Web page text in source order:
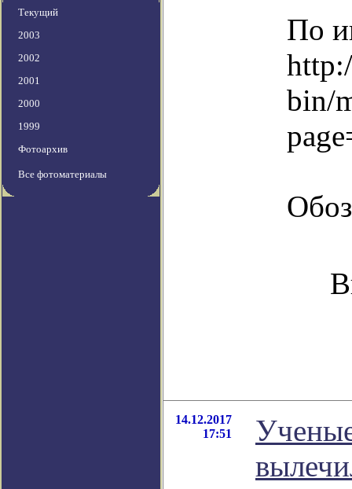
Текущий
2003
2002
2001
2000
1999
Фотоархив
Все фотоматериалы
По
bin/
14.12.2017
17:51